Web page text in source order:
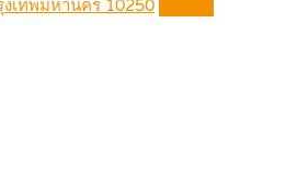
งเทพมหานคร 10250